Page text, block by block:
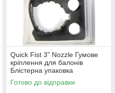
Quick Fist 3" Nozzle Гумове
кріплення для балонів
Блістерна упаковка
Готово до відправки